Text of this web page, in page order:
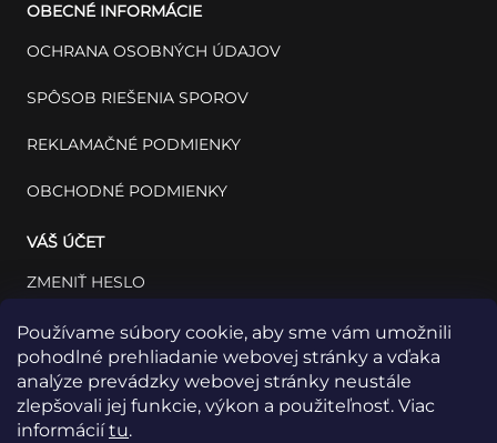
Používame súbory cookie, aby sme vám umožnili
pohodlné prehliadanie webovej stránky a vďaka
analýze prevádzky webovej stránky neustále
zlepšovali jej funkcie, výkon a použiteľnosť. Viac
informáciítu.
OBECNÉ INFORMÁCIE
OCHRANA OSOBNÝCH ÚDAJOV
SPÔSOB RIEŠENIA SPOROV
REKLAMAČNÉ PODMIENKY
OBCHODNÉ PODMIENKY
VÁŠ ÚČET
ZMENIŤ HESLO
VÁŠ PROFIL
VAŠE OBJEDNÁVKY